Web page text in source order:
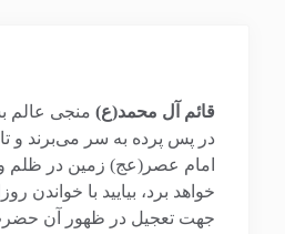
قائم آل محمد(ع) منجی عالم
در پس پرده به سر می‌برند و
امام عصر(عج) زمین در ظلم
خواهد برد، بیایید با خواندن
جهت تعجیل در ظهور آن